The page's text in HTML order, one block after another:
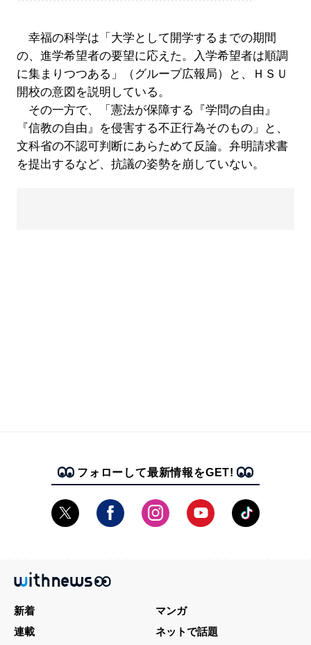
幸福の科学は「大学として開学するまでの期間
の、進学希望者の要望に応えた。入学希望者は順調
に集まりつつある」（グループ広報局）と、ＨＳＵ
開校の意図を説明している。
その一方で、「憲法が保障する『学問の自由』
『信教の自由』を侵害する不正行為そのもの」と、
文科省の不認可判断にあらためて反論。弁明請求書
を提出するなど、抗議の姿勢を崩していない。
フォローして最新情報をGET!
新着
マンガ
連載
ネットで話題